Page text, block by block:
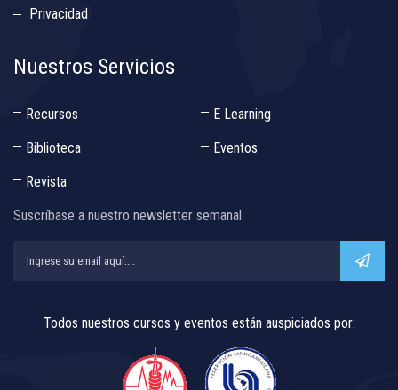
Privacidad
Nuestros Servicios
Recursos
E Learning
Biblioteca
Eventos
Revista
Suscríbase a nuestro newsletter semanal:
Todos nuestros cursos y eventos están auspiciados por: